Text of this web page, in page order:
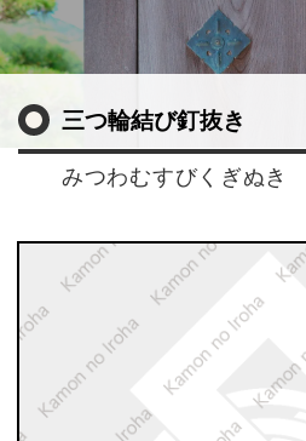
三つ輪結び釘抜き
みつわむすびくぎぬき